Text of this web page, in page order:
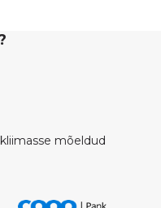
mõeldud